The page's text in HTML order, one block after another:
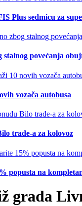
Plus sedmicu za
povećanja
vozača autobusa
trade-a za kolovoz
popusta na
grada